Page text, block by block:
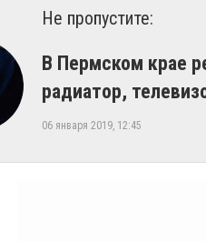
Не пропустите:
В Пермском крае
радиатор,
06 января 2019, 12:45